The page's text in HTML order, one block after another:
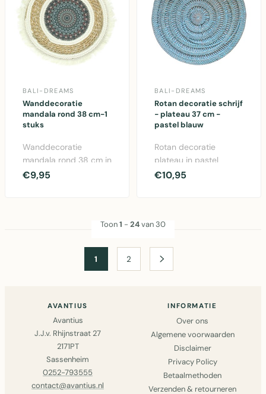
BALI-DREAMS
Wanddecoratie
mandala rond 38 cm-1
stuks
Wanddecoratie
mandala rond 38 cm in
stro en katoen met
€9,95
BALI-DREAMS
Rotan decoratie schrijf
- plateau 37 cm -
pastel blauw
Rotan decoratie
plateau in pastel
blauw met diameter
€10,95
Toon1 - 24van 30
1 2
AVANTIUS
Avantius
J.J.v. Rhijnstraat 27
2171PT
Sassenheim
0252-793555
contact@avantius.nl
INFORMATIE
Over ons
Algemene voorwaarden
Disclaimer
Privacy Policy
Betaalmethoden
Verzenden & retourneren